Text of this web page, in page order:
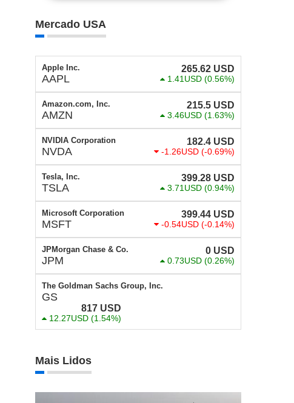
Mercado USA
Apple Inc.
AAPL
265.62 USD
1.41USD (0.56%)
Amazon.com, Inc.
AMZN
215.5 USD
3.46USD (1.63%)
NVIDIA Corporation
NVDA
182.4 USD
-1.26USD (-0.69%)
Tesla, Inc.
TSLA
399.28 USD
3.71USD (0.94%)
Microsoft Corporation
MSFT
399.44 USD
-0.54USD (-0.14%)
JPMorgan Chase & Co.
JPM
0 USD
0.73USD (0.26%)
The Goldman Sachs Group, Inc.
GS
817 USD
12.27USD (1.54%)
Mais Lidos